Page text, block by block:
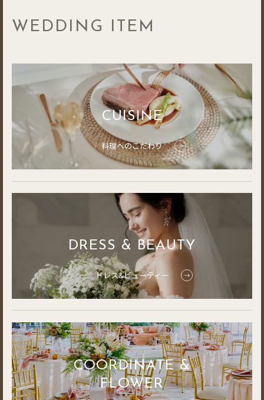
WEDDING ITEM
CUISINE
料理へのこだわり
DRESS & BEAUTY
ドレス&ビューティー
COORDINATE &
FLOWER